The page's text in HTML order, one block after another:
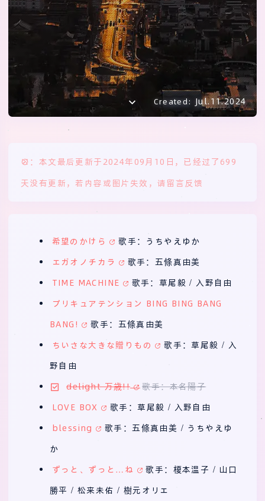
Created: Jul.11.2024
：本文最后更新于2024年09月10日，已经过了699
天没有更新，若内容或图片失效，请留言反馈
希望のかけら
歌手：うちやえゆか
エガオノチカラ
歌手：五條真由美
TIME MACHINE
歌手：草尾毅 / 入野自由
プリキュアテンション BING BING BANG
BANG!
歌手：五條真由美
ちいさな大きな贈りもの
歌手：草尾毅 / 入
野自由
delight 万歳!!
歌手：本名陽子
LOVE BOX
歌手：草尾毅 / 入野自由
blessing
歌手：五條真由美 / うちやえゆ
か
ずっと、ずっと…ね
歌手：榎本温子 / 山口
勝平 / 松来未佑 / 樹元オリエ